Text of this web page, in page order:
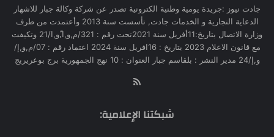
جادت نيوز :جريدة يومية وطنية الكترونية تصدر عن شركة وكالة جبار للاشهار
الدعاية التجارية و الخدمات جادت, تأسست سنة 2013 وأعتمدت من طرف
وزارة الاتصال بتاريخ:11أفريل سنة 2021تحت رقم : 321/م,و,ا,ّو,ا/21 وتكيفت
مع قانون الاعلام 2023 بتاريخ : 16افريل سنة 2024 اعتماد رقم : 07/م,و,إ/
و,إ/24 مدير النشر : بلقاسم جبار العنوان : 10 نهج الجمهورية برج بوعريريج
شبكتنا الإعلامية: